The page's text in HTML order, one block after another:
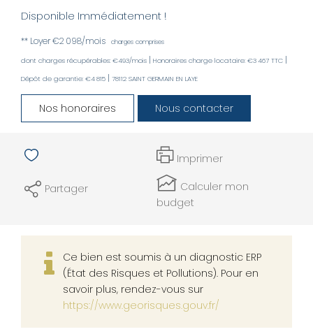
Disponible Immédiatement !
** Loyer €2 098/mois charges comprises
dont charges récupérables: €493/mois | Honoraires charge locataire: €3 467 TTC |
Dépôt de garantie: €4 815 | 78112 SAINT GERMAIN EN LAYE
Nos honoraires Nous contacter
Imprimer
Partager
Calculer mon
budget
Ce bien est soumis à un diagnostic ERP
(État des Risques et Pollutions). Pour en
savoir plus, rendez-vous sur
https://www.georisques.gouv.fr/